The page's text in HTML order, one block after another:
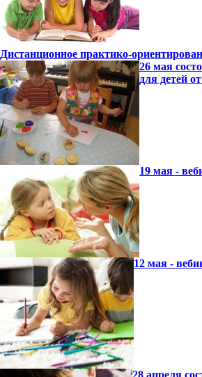
Дистанционное практико-
26 мая
для детей
19 мая -
12 мая -
28 апреля